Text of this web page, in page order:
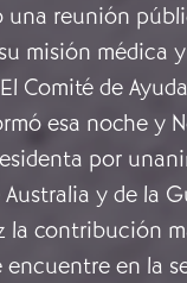
una reunión
misión médica
Comité de
esa noche y
por
y de la
la contribución
encuentre en la